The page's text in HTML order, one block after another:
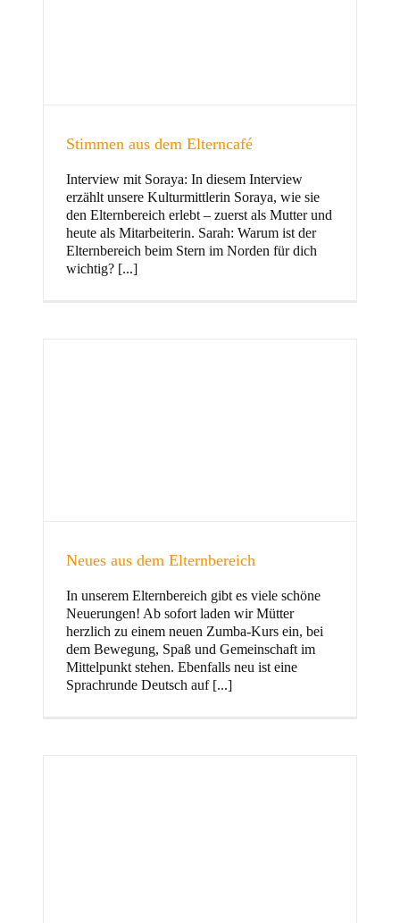
und Familie
Kinder
Stimmen aus dem Elterncafé
Interview mit Soraya: In diesem Interview
erzählt unsere Kulturmittlerin Soraya, wie sie
den Elternbereich erlebt – zuerst als Mutter und
heute als Mitarbeiterin. Sarah: Warum ist der
Elternbereich beim Stern im Norden für dich
wichtig? [...]
Neues aus dem Elternbereich
In unserem Elternbereich gibt es viele schöne
Neuerungen! Ab sofort laden wir Mütter
herzlich zu einem neuen Zumba-Kurs ein, bei
dem Bewegung, Spaß und Gemeinschaft im
Mittelpunkt stehen. Ebenfalls neu ist eine
Sprachrunde Deutsch auf [...]